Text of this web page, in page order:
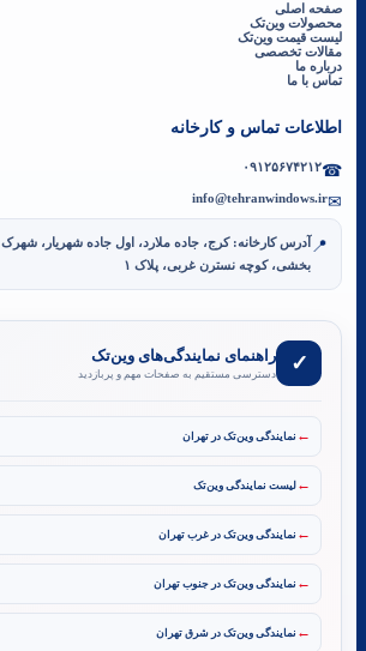
صفحه اصلی
محصولات وین‌تک
لیست قیمت وین‌تک
مقالات تخصصی
درباره ما
تماس با ما
اطلاعات تماس و کارخانه
☎۰۹۱۲۵۶۷۴۲۱۲
✉
info@tehranwindows.ir
📍 آدرس کارخانه: کرج، جاده ملارد، اول جاده شهریار،
بخشی، کوچه نسترن غربی، پلاک ۱
✓ راهنمای نمایندگی‌های وین‌تک
دسترسی مستقیم به صفحات مهم و پربازدید
← نمایندگی وین‌تک در تهران
← لیست نمایندگی وین‌تک
← نمایندگی وین‌تک در غرب تهران
← نمایندگی وین‌تک در جنوب تهران
← نمایندگی وین‌تک در شرق تهران